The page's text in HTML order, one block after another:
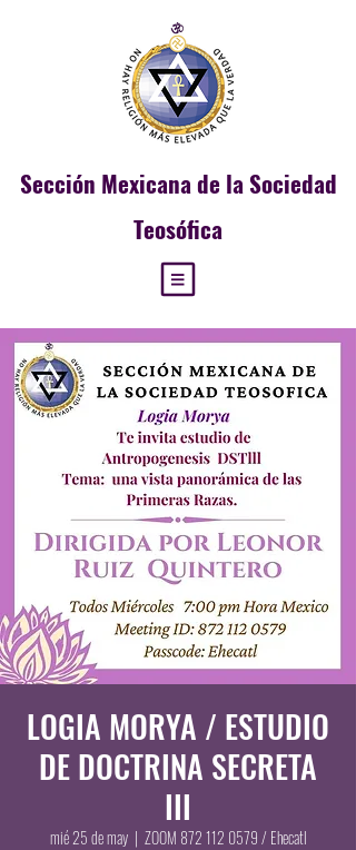
Sección Mexicana de la Sociedad
Teosófica
LOGIA MORYA / ESTUDIO
DE DOCTRINA SECRETA
III
mié 25 de may
  |
ZOOM 872 112 0579 / Ehecatl